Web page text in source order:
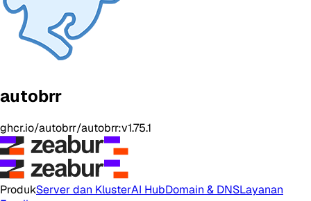
autobrr
ghcr.io/autobrr/autobrr:v1.75.1
ProdukServer dan KlusterAI HubDomain & DNSLayanan